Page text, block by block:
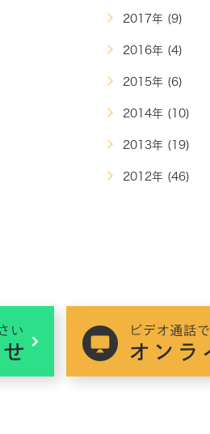
2017年 (9)
2016年 (4)
2015年 (6)
2014年 (10)
2013年 (19)
2012年 (46)